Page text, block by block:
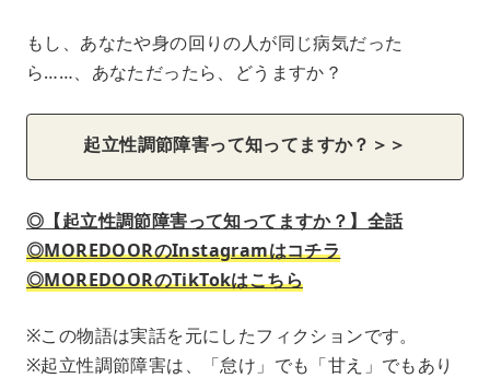
もし、あなたや身の回りの人が同じ病気だった
ら……、あなただったら、どうますか？
起立性調節障害って知ってますか？＞＞
◎【起立性調節障害って知ってますか？】全話
◎MOREDOORのInstagramはコチラ
◎MOREDOORのTikTokはこちら
※この物語は実話を元にしたフィクションです。
※起立性調節障害は、「怠け」でも「甘え」でもあり